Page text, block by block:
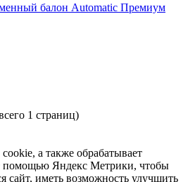
балон Automatic Премиум
1 страниц)
а также обрабатывает
помощью Яндекс Метрики, чтобы
сайт, иметь возможность улучшить